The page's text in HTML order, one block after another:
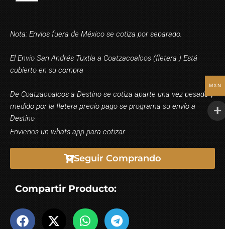
Nota: Envios fuera de México se cotiza por separado.
El Envío San Andrés Tuxtla a Coatzacoalcos (fletera ) Está
cubierto en su compra
De Coatzacoalcos a Destino se cotiza aparte una vez pesado y
medido por la fletera precio pago se programa su envío a
Destino
Envienos un whats app para cotizar
Seguir Comprando
Compartir Producto:
MXN